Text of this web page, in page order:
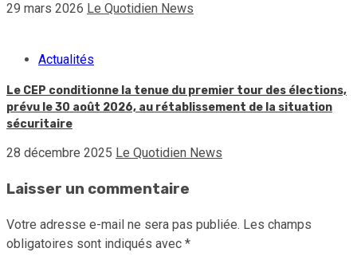
29 mars 2026 Le Quotidien News
Actualités
Le CEP conditionne la tenue du premier tour des élections,
prévu le 30 août 2026, au rétablissement de la situation
sécuritaire
28 décembre 2025 Le Quotidien News
Laisser un commentaire
Votre adresse e-mail ne sera pas publiée. Les champs
obligatoires sont indiqués avec *